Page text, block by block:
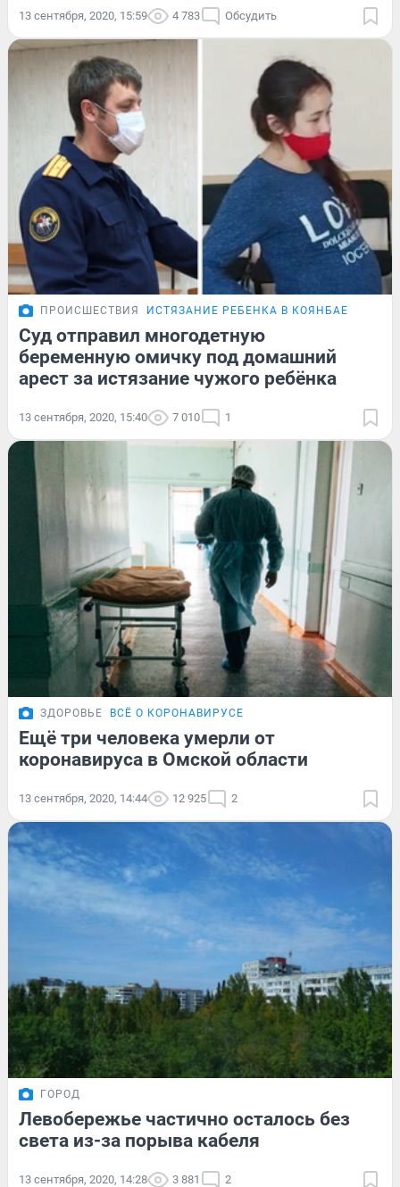
13 сентября, 2020, 15:59 4 783 Обсудить
ПРОИСШЕСТВИЯ ИСТЯЗАНИЕ РЕБЕНКА В КОЯНБАЕ
Суд отправил многодетную
беременную омичку под домашний
арест за истязание чужого ребёнка
13 сентября, 2020, 15:40 7 010 1
ЗДОРОВЬЕ ВСЁ О КОРОНАВИРУСЕ
Ещё три человека умерли от
коронавируса в Омской области
13 сентября, 2020, 14:44 12 925 2
ГОРОД
Левобережье частично осталось без
света из-за порыва кабеля
13 сентября, 2020, 14:28 3 881 2